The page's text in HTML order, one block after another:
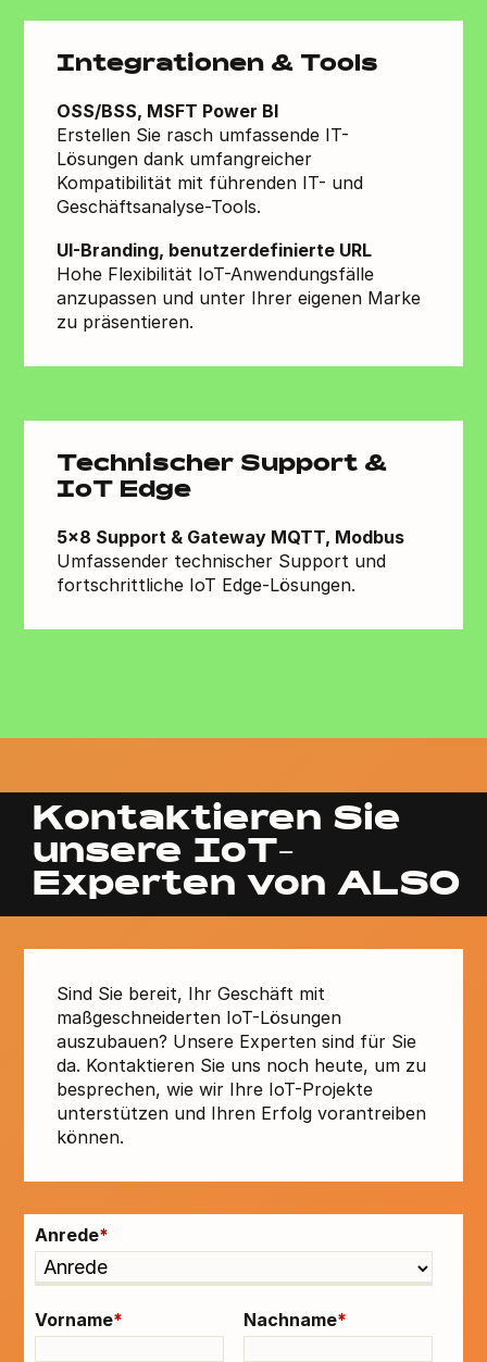
Integrationen & Tools
OSS/BSS, MSFT Power BI
Erstellen Sie rasch umfassende IT-
Lösungen dank umfangreicher
Kompatibilität mit führenden IT- und
Geschäftsanalyse-Tools.
UI-Branding, benutzerdefinierte URL
Hohe Flexibilität IoT-Anwendungsfälle
anzupassen und unter Ihrer eigenen Marke
zu präsentieren.
Technischer Support &
IoT Edge
5x8 Support & Gateway MQTT, Modbus
Umfassender technischer Support und
fortschrittliche IoT Edge-Lösungen.
Kontaktieren Sie
unsere IoT-
Experten von ALSO
Sind Sie bereit, Ihr Geschäft mit
maßgeschneiderten IoT-Lösungen
auszubauen? Unsere Experten sind für Sie
da. Kontaktieren Sie uns noch heute, um zu
besprechen, wie wir Ihre IoT-Projekte
unterstützen und Ihren Erfolg vorantreiben
können.
*
Anrede
*
Vorname *
Nachname